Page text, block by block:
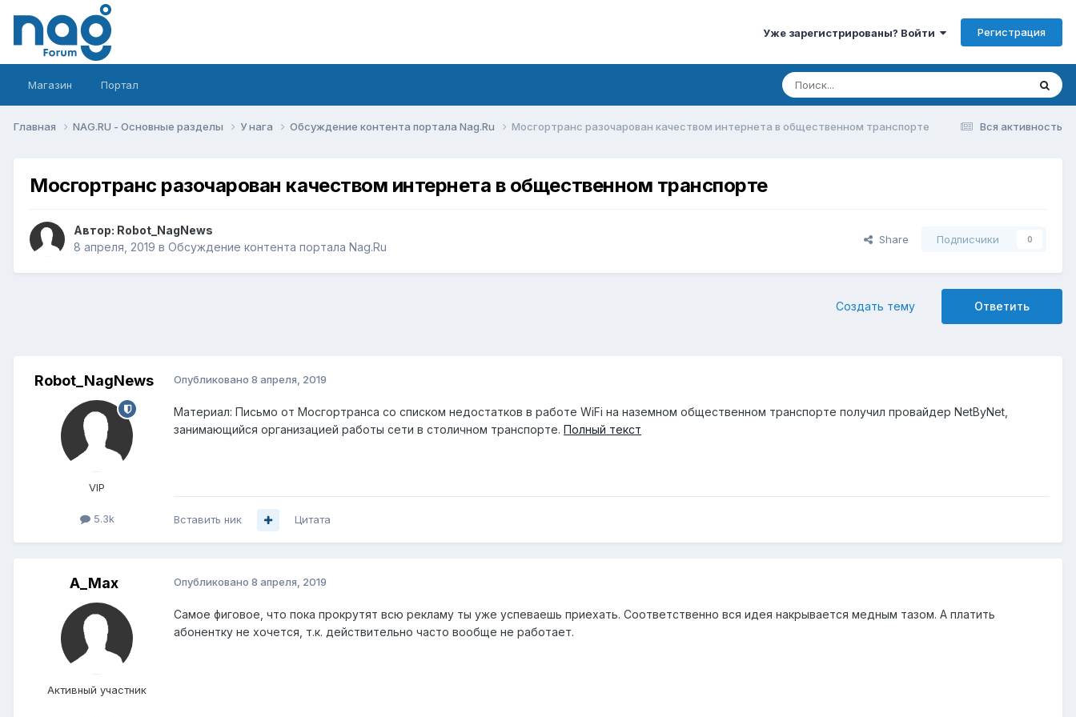
Уже зарегистрированы? Войти Регистрация
Магазин Портал
Вся активность
Главная NAG.RU - Основные разделы У нага Обсуждение контента портала Nag.Ru Мосгортранс разочарован качеством интернета в общественном транспорте
Мосгортранс разочарован качеством интернета в общественном транспорте
Автор: Robot_NagNews
8 апреля, 2019 в Обсуждение контента портала Nag.Ru
Share Подписчики 0
Ответить
Создать тему
Robot_NagNews
VIP
5.3k
Опубликовано 8 апреля, 2019
Материал: Письмо от Мосгортранса со списком недостатков в работе WiFi на наземном общественном транспорте получил провайдер NetByNet,
занимающийся организацией работы сети в столичном транспорте. Полный текст
Вставить ник Цитата
A_Max
Активный участник
Опубликовано 8 апреля, 2019
Самое фиговое, что пока прокрутят всю рекламу ты уже успеваешь приехать. Соответственно вся идея накрывается медным тазом. А платить
абонентку не хочется, т.к. действительно часто вообще не работает.